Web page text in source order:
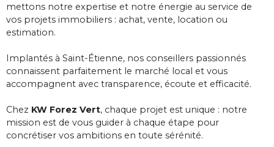
mettons notre expertise et notre énergie au service de
vos projets immobiliers : achat, vente, location ou
estimation.
Implantés à Saint-Étienne, nos conseillers passionnés
connaissent parfaitement le marché local et vous
accompagnent avec transparence, écoute et efficacité.
Chez KW Forez Vert, chaque projet est unique : notre
mission est de vous guider à chaque étape pour
concrétiser vos ambitions en toute sérénité.